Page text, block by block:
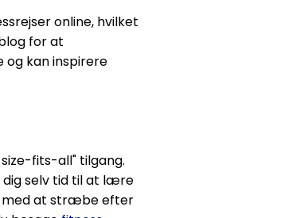
online, hvilket
for at
og kan inspirere
fits-all" tilgang.
dig selv tid til at lære
med at stræbe efter